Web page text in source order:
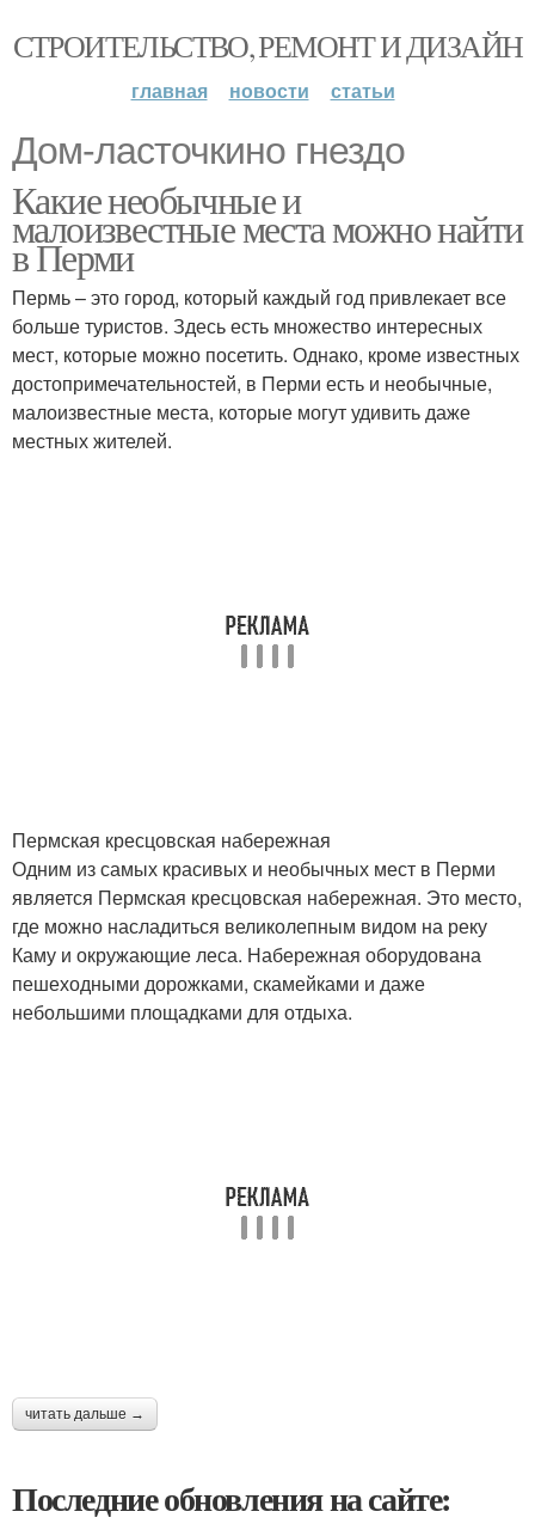
СТРОИТЕЛЬСТВО, РЕМОНТ И ДИЗАЙН
главная новости статьи
Дом-ласточкино гнездо
Какие необычные и
малоизвестные места можно найти
в Перми
Пермь – это город, который каждый год привлекает все
больше туристов. Здесь есть множество интересных
мест, которые можно посетить. Однако, кроме известных
достопримечательностей, в Перми есть и необычные,
малоизвестные места, которые могут удивить даже
местных жителей.
Пермская кресцовская набережная
Одним из самых красивых и необычных мест в Перми
является Пермская кресцовская набережная. Это место,
где можно насладиться великолепным видом на реку
Каму и окружающие леса. Набережная оборудована
пешеходными дорожками, скамейками и даже
небольшими площадками для отдыха.
читать дальше →
Последние обновления на сайте: